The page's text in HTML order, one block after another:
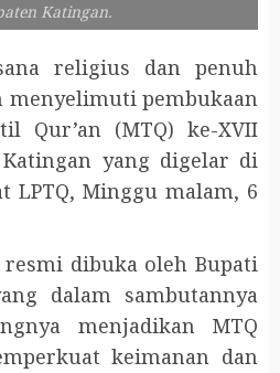
Katingan.
religius dan penuh
menyelimuti pembukaan
Qur’an (MTQ) ke-XVII
yang digelar di
LPTQ, Minggu malam, 6
dibuka oleh Bupati
dalam sambutannya
menjadikan MTQ
keimanan dan